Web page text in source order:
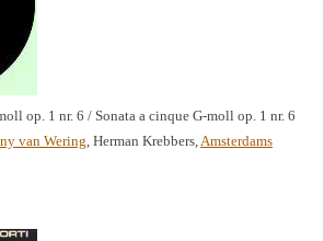
op. 1 nr. 6 / Sonata a cinque G-moll op. 1 nr. 6
van Wering, Herman Krebbers,Amsterdams